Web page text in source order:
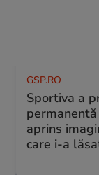
GSP.RO
Sportiva a
aprins
care i-a